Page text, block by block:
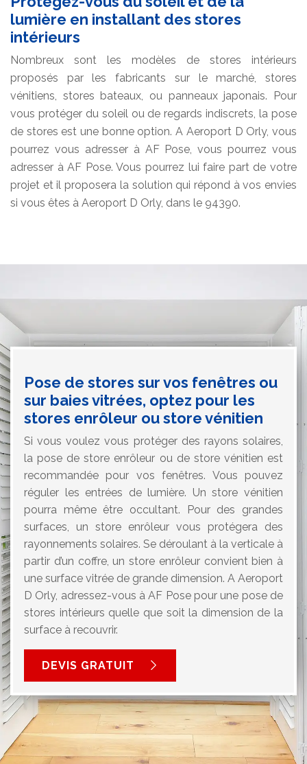
lumière en installant des stores
intérieurs
Nombreux sont les modèles de stores intérieurs
proposés par les fabricants sur le marché, stores
vénitiens, stores bateaux, ou panneaux japonais. Pour
vous protéger du soleil ou de regards indiscrets, la pose
de stores est une bonne option. A Aeroport D Orly, vous
pourrez vous adresser à AF Pose, vous pourrez vous
adresser à AF Pose. Vous pourrez lui faire part de votre
projet et il proposera la solution qui répond à vos envies
si vous êtes à Aeroport D Orly, dans le 94390.
Pose de stores sur vos fenêtres ou
sur baies vitrées, optez pour les
stores enrôleur ou store vénitien
Si vous voulez vous protéger des rayons solaires,
la pose de store enrôleur ou de store vénitien est
recommandée pour vos fenêtres. Vous pouvez
réguler les entrées de lumière. Un store vénitien
pourra même être occultant. Pour des grandes
surfaces, un store enrôleur vous protégera des
rayonnements solaires. Se déroulant à la verticale à
partir d’un coffre, un store enrôleur convient bien à
une surface vitrée de grande dimension. A Aeroport
D Orly, adressez-vous à AF Pose pour une pose de
stores intérieurs quelle que soit la dimension de la
surface à recouvrir.
DEVIS GRATUIT